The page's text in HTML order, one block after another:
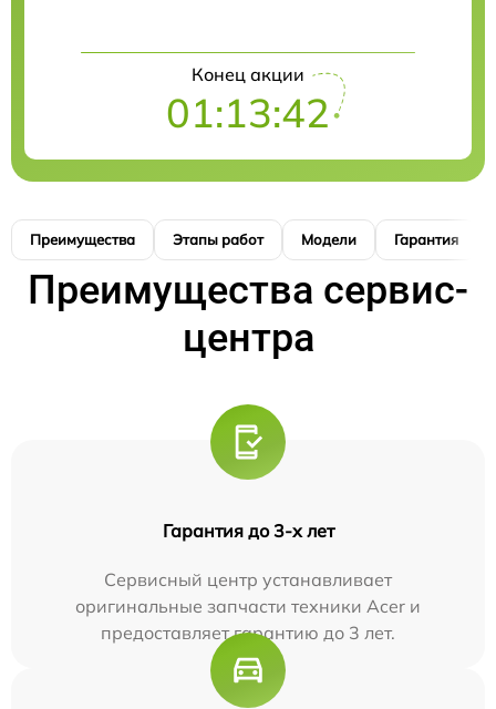
Конец акции
01:13:41
Преимущества Этапы работ Модели Гарантия
Преимущества сервис-
центра
Гарантия до 3-х лет
Сервисный центр устанавливает
оригинальные запчасти техники Acer и
предоставляет гарантию до 3 лет.